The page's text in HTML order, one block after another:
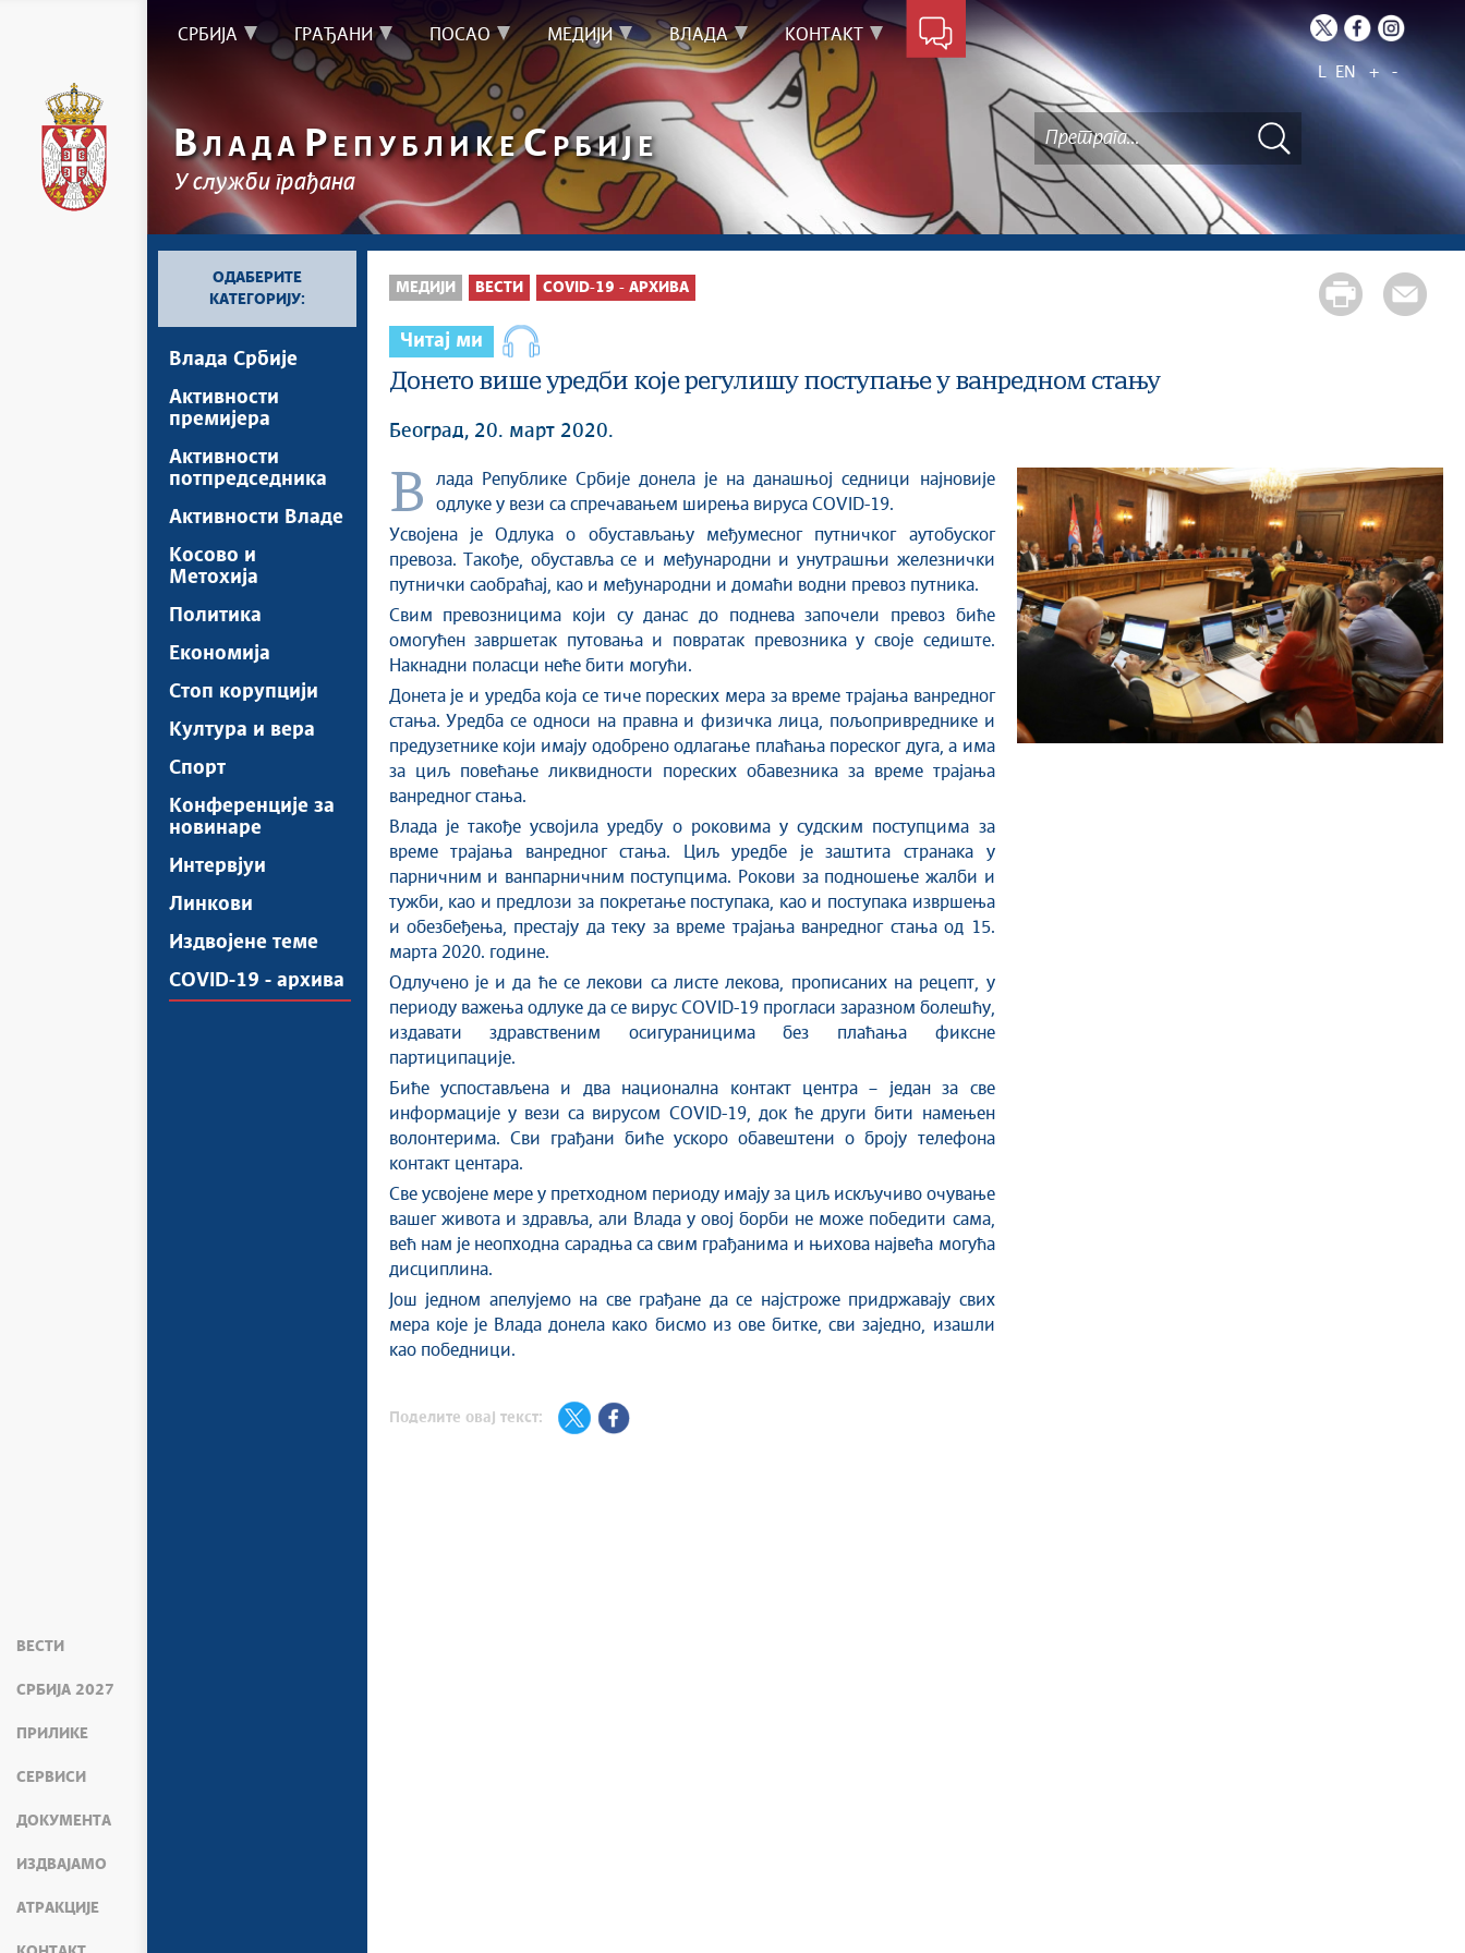
ВЕСТИ
СРБИЈА 2027
ПРИЛИКЕ
СЕРВИСИ
ДОКУМЕНТА
ИЗДВАЈАМО
АТРАКЦИЈЕ
СРБИЈА ГРАЂАНИ ПОСАО МЕДИЈИ ВЛАДА КОНТАКТ
L EN + -
ВЛАДА Р ЕПУБЛИКЕС РБИЈЕ
У служби грађана
ОДАБЕРИТЕ
КАТЕГОРИЈУ:
Влада Србије
Активности
премијера
Активности
потпредседника
Активности Владе
Косово и
Метохија
Политика
Економија
Стоп корупцији
Култура и вера
Спорт
Конференције за
новинаре
Интервјуи
Линкови
Издвојене теме
COVID-19 - архива
МЕДИЈИ ВЕСТИ COVID-19 - АРХИВА
Читај ми
Донето више уредби које регулишу поступање у ванредном стању
Београд, 20. март 2020.
Влада Републике Србиједонела је на данашњој седници најновије
одлуке у вези са спречавањем ширења вируса COVID-19.
Усвојена јеОдлука о обустављању међумесног путничког аутобуског
превоза. Такође, обуставља се и међународни и унутрашњи железнички
путнички саобраћај, као и међународни и домаћи водни превоз путника.
Свим превозницима који су данас до поднева започели превоз биће
омогућен завршетак путовања и повратак превозника у своје седиште.
Накнадни поласци неће бити могући.
Донета је и уредба која се тиче пореских мера за време трајања ванредног
стања. Уредба се односи на правна и физичка лица, пољопривреднике и
предузетнике који имају одобрено одлагање плаћања пореског дуга,а има
за циљ повећање ликвидности пореских обавезника за време трајања
ванредног стања.
Влада је такође усвојила уредбу о роковима у судским поступцима за
време трајања ванредног стања. Циљ уредбе је заштита странака у
парничним и ванпарничним поступцима. Рокови за подношење жалби и
тужби, као и предлози за покретање поступака, као и поступака извршења
и обезбеђења, престају да теку за време трајања ванредног стања од 15.
марта 2020. године.
Одлучено је и да ће се лекови са листе лекова, прописаних на рецепт, у
периоду важења одлуке да се вирус COVID-19 прогласи заразном болешћу,
издавати здравственим осигураницима без плаћања фиксне
партиципације.
Биће успостављена и два национална контакт центра– један за све
информације у вези са вирусом COVID-19, док ће други бити намењен
волонтерима. Сви грађани биће ускоро обавештени о броју телефона
контакт центара.
Све усвојене мере у претходном периоду имају за циљ искључиво очување
вашег живота и здравља, али Влада у овој борби не може победити сама,
већ нам је неопходна сарадња са свим грађанима и њихова највећа могућа
дисциплина.
Још једном апелујемо на све грађане да се најстроже придржавају свих
мера које је Влада донела како бисмо из ове битке, сви заједно, изашли
као победници.
Поделите овај текст: